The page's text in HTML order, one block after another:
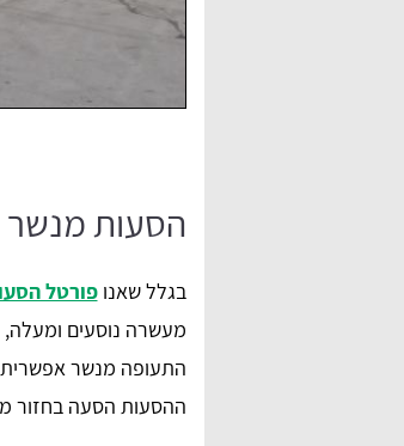
הסעות מנשר
בגלל שאנופורטל
מעשרה נוסעים ומעלה,
התעופה מנשר אפשרית
ההסעות הסעה בחזור